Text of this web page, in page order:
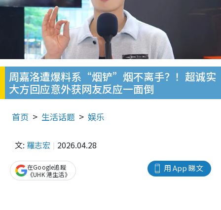
周嘉洛遭爆料系“烟铲”烟不离手？！超诚实
大方回应意外获网友反应一面倒
首页 生活话题 娱乐
文: 羅志宏 2026.04.28
用 App 睇文
在Google追蹤
《UHK 港生活》